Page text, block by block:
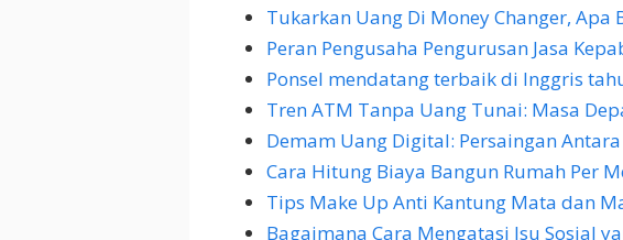
Tukarkan Uang Di Money Changer, Apa
Peran Pengusaha Pengurusan Jasa
Ponsel mendatang terbaik di Inggris
Tren ATM Tanpa Uang Tunai: Masa
Demam Uang Digital: Persaingan
Cara Hitung Biaya Bangun Rumah Per
Tips Make Up Anti Kantung Mata dan
Bagaimana Cara Mengatasi Isu Sosial